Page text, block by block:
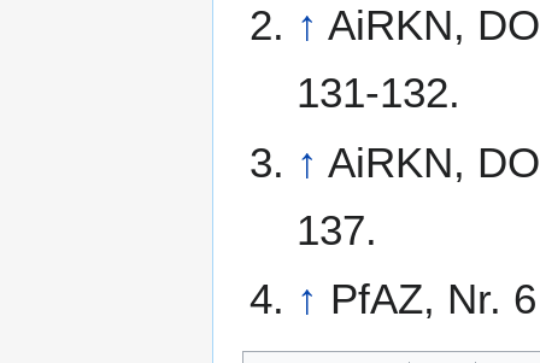
↑ AiRKN,
131-132.
↑ AiRKN,
137.
↑ PfAZ, Nr.